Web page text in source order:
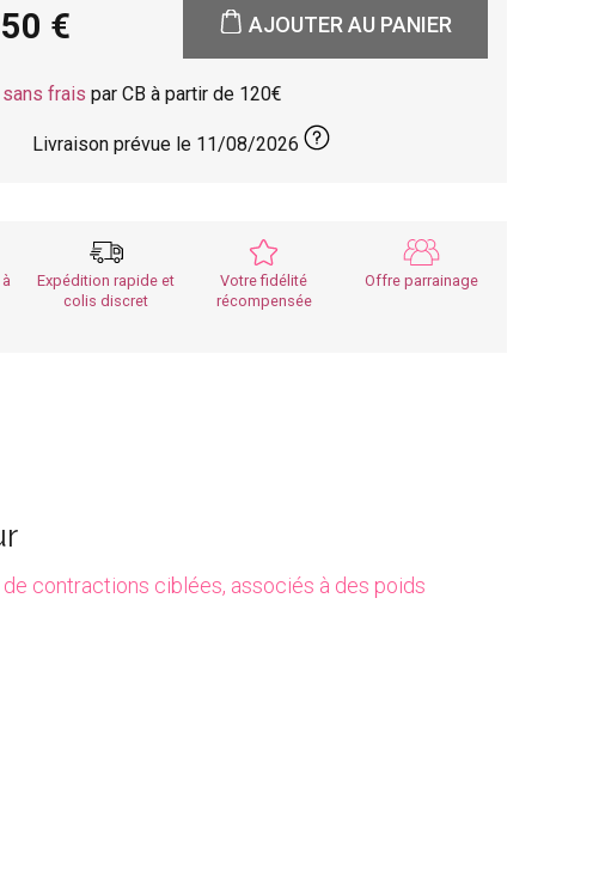
AJOUTER AU PANIER
frais par CB à partir de 120
Livraison prévue le 11/08/2026
Expédition rapide et
colis discret
Votre fidélité
récompensée
Offre parrainage
contractions ciblées, associés à des poids